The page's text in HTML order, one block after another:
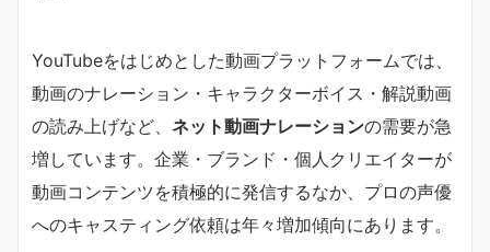
YouTubeをはじめとした動画プラットフォームでは、
動画のナレーション・キャラクターボイス・解説動画
の読み上げなど、 ネット動画ナレーションの需要が急
増しています。企業・ブランド・個人クリエイターが
動画コンテンツを積極的に発信するなか、プロの声優
へのキャスティング依頼は年々増加傾向にあります。